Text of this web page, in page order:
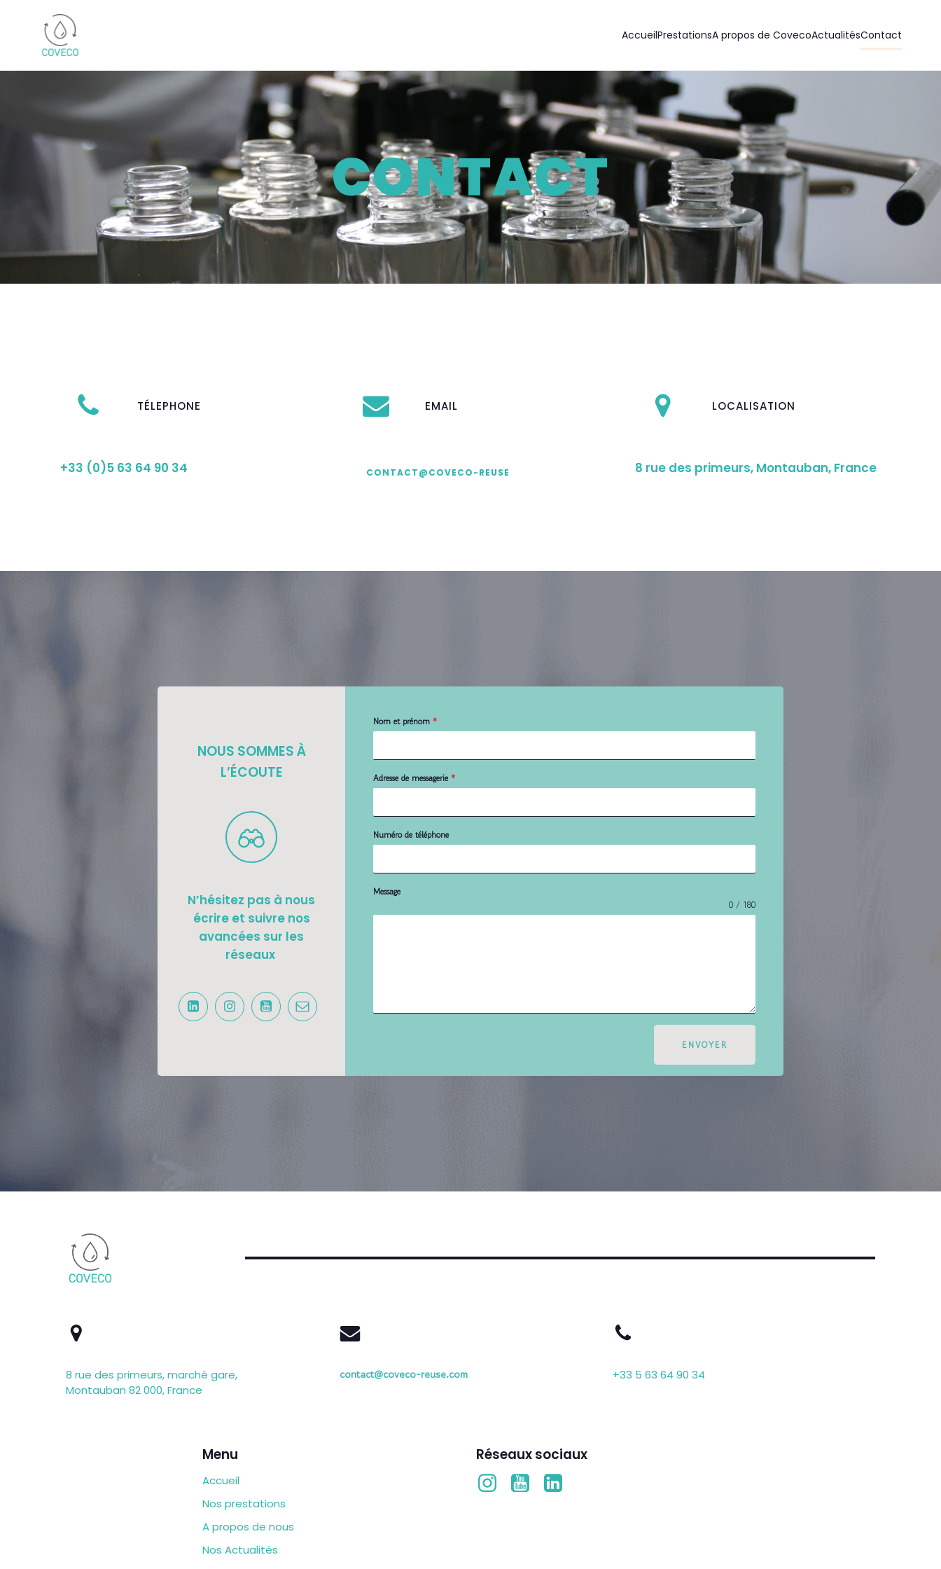
AccueilPrestationsA propos de CovecoActualitésContact
CONTACT
TÉLEPHONE
+33 (0)5 63 64 90 34
EMAIL
CONTACT@COVECO-REUSE
LOCALISATION
8 rue des primeurs, Montauban, France
NOUS SOMMES À
L’ÉCOUTE
N’hésitez pas à nous
écrire et suivre nos
avancées sur les
réseaux
Nom et prénom *
Adresse de messagerie *
Numéro de téléphone
Message
0 / 180
ENVOYER
8 rue des primeurs, marché gare,
Montauban 82 000, France
contact@coveco-reuse.com +33 5 63 64 90 34
Menu
Accueil
Nos prestations
A propos de nous
Nos Actualités
Réseaux sociaux